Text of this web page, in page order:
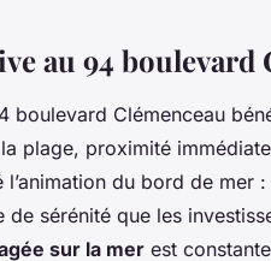
au 94 boulevard
boulevard Clémenceau
plage, proximité
du bord de mer
de sérénité que les
sur la mer est